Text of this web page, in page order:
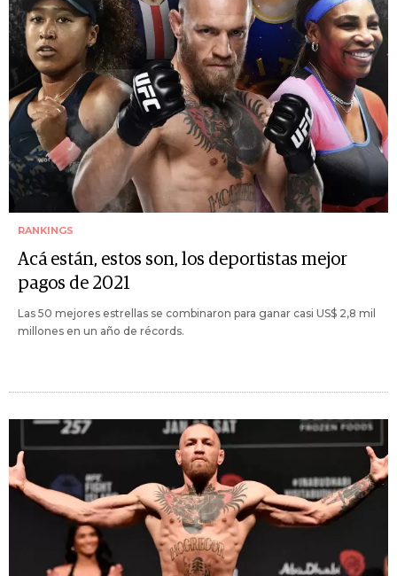
RANKINGS
Acá están, estos son, los deportistas mejor
pagos de 2021
Las 50 mejores estrellas se combinaron para ganar casi US$ 2,8 mil
millones en un año de récords.